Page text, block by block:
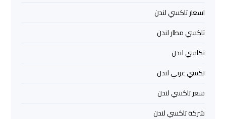
اسعار تاكسي لندن
تاكسي مطار لندن
تكاسي لندن
تكسي عربي لندن
سعر تاكسي لندن
شركة تاكسي لندن
الغردقة
ليموزين